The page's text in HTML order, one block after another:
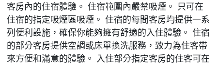
客房內的住宿體驗。 住宿範圍內嚴禁吸煙。 只可在
住宿的指定吸煙區吸煙。 住宿的每間客房均提供一系
列便利設施，確保你能夠擁有舒適的入住體驗。 住宿
的部分客房提供空調或床單換洗服務，致力為住客帶
來方便和滿意的體驗。 入住部分指定客房的住客可在